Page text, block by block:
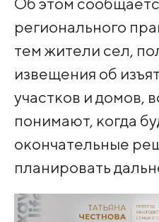
регионального
тем жители сел,
извещения об
участков и домов,
понимают, когда
окончательные
планировать